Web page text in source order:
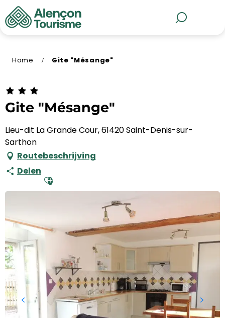
Aller
au
contenu
Home Gite "Mésange"
Gite "Mésange"
Lieu-dit La Grande Cour, 61420 Saint-Denis-sur-
Sarthon
Routebeschrijving
Delen Ajouter aux favoris